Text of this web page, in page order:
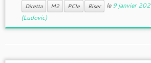
Diretta
M2 PCIe Riser le9 janvier
(Ludovic)